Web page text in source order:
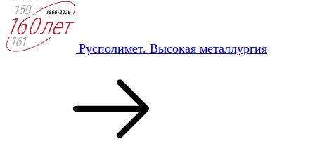
Русполимет. Высокая металлургия